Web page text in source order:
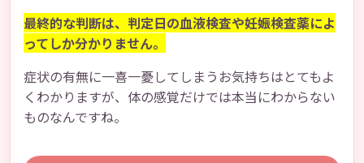
最終的な判断は、判定日の血液検査や妊娠検査薬によ
ってしか分かりません。
症状の有無に一喜一憂してしまうお気持ちはとてもよ
くわかりますが、体の感覚だけでは本当にわからない
ものなんですね。